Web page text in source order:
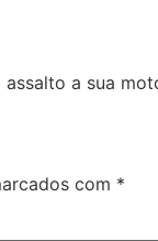
a sua
com *